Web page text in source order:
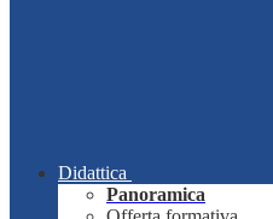
Didattica
Panoramica